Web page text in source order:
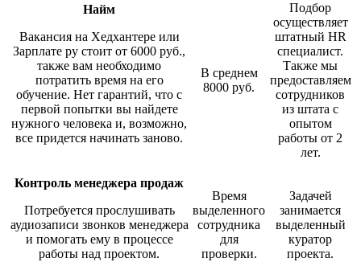
Найм
Вакансия на Хедхантере или
Зарплате ру стоит от 6000 руб.,
также вам необходимо
потратить время на его
обучение. Нет гарантий, что с
первой попытки вы найдете
нужного человека и, возможно,
все придется начинать заново.
В среднем
8000 руб.
Подбор
осуществляет
штатный HR
специалист.
Также мы
предоставляем
сотрудников
из штата с
опытом
работы от 2
лет.
Контроль менеджера продаж
Потребуется прослушивать
аудиозаписи звонков менеджера
и помогать ему в процессе
работы над проектом.
Время
выделенного
сотрудника
для
проверки.
Задачей
занимается
выделенный
куратор
проекта.